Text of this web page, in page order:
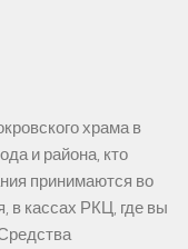
храма в
и района, кто
принимаются во
в кассах РКЦ, где вы